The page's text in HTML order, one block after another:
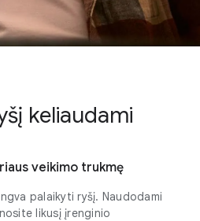
keliaudami
veikimo trukmę
palaikyti ryšį. Naudodami
likusį įrenginio